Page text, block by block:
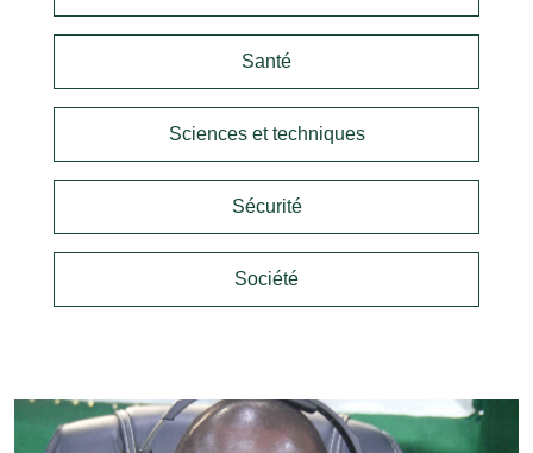
Santé
Sciences et techniques
Sécurité
Société